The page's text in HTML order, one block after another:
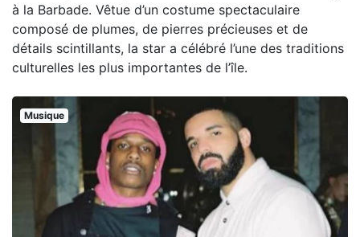
à la Barbade. Vêtue d’un costume spectaculaire
composé de plumes, de pierres précieuses et de
détails scintillants, la star a célébré l’une des traditions
culturelles les plus importantes de l’île.
Musique